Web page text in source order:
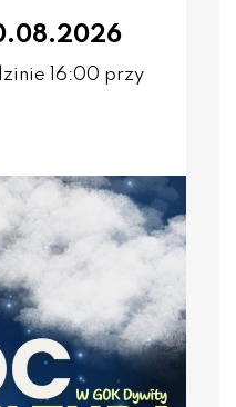
16:00 przy